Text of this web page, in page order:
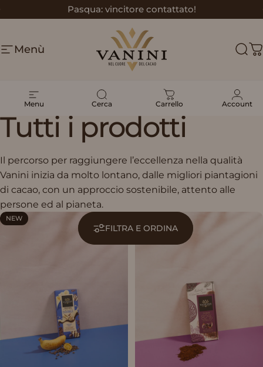
Vai direttamente ai contenuti
Pasqua: vincitore contattato!
Metti in pausa presentazione
Menù Vanini
Menu Cerca Carrello Account
Tutti i prodotti
Tutti i prodotti
Il percorso per raggiungere l’eccellenza nella qualità
Vanini inizia da molto lontano, dalle migliori piantagioni
di cacao, con un approccio sostenibile, attento alle
persone ed al pianeta.
FILTRA E ORDINA
NEW